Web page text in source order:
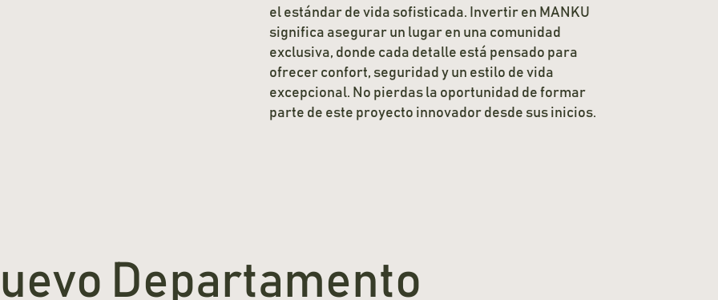
el estándar de vida sofisticada. Invertir en MANKU
significa asegurar un lugar en una comunidad
exclusiva, donde cada detalle está pensado para
ofrecer confort, seguridad y un estilo de vida
excepcional. No pierdas la oportunidad de formar
parte de este proyecto innovador desde sus inicios.
Departamento